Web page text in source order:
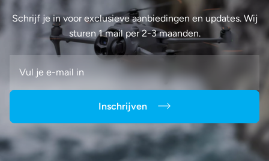
Schrijf je in voor exclusieve aanbiedingen en updates. Wij
sturen 1 mail per 2-3 maanden.
Inschrijven